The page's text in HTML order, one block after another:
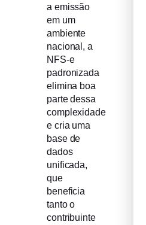
a emissão
em um
ambiente
nacional, a
NFS-e
padronizada
elimina boa
parte dessa
complexidade
e cria uma
base de
dados
unificada,
que
beneficia
tanto o
contribuinte